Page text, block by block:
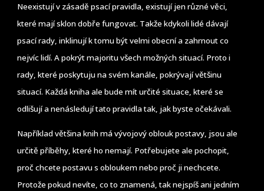
Neexistují v zásadě psací pravidla, existují jen různé věci,
které mají sklon dobře fungovat. Takže kdykoli lidé dávají
psací rady, inklinují k tomu být velmi obecní a zahrnout co
nejvíc lidí. A pokrýt majoritu všech možných situací. Proto i
rady, které poskytuju na svém kanále, pokrývají většinu
situací. Každá kniha ale bude mít určité situace, které se
odlišují a nenásledují tato pravidla tak, jak byste očekávali.
Například většina knih má vývojový oblouk postavy, jsou ale
určitě příběhy, které ho nemají. Potřebujete ale pochopit,
proč chcete postavu s obloukem nebo proč ji nechcete.
Protože pokud nevíte, co to znamená, tak nejspíš ani jedním